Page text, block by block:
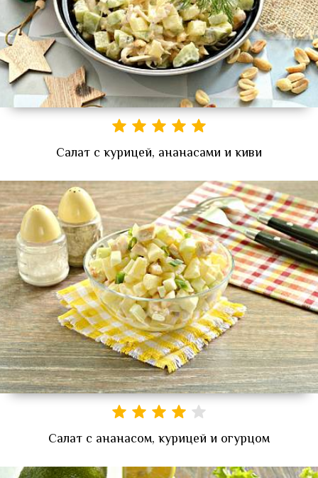
Салат с курицей, ананасами и киви
Салат с ананасом, курицей и огурцом